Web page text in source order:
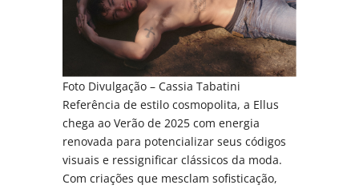
Foto Divulgação – Cassia Tabatini
Referência de estilo cosmopolita, a Ellus
chega ao Verão de 2025 com energia
renovada para potencializar seus códigos
visuais e ressignificar clássicos da moda.
Com criações que mesclam sofisticação,